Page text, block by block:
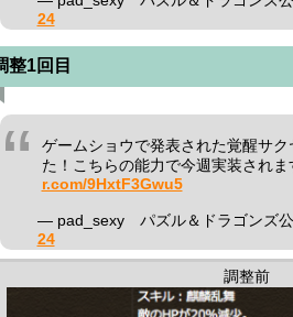
24
整1回目
ゲームショウで発表された覚醒サ
た！こちらの能力で今週実装されま
r.com/9HxtF3Gwu5
— pad_sexy パズル＆ドラゴンズ
24
調整前